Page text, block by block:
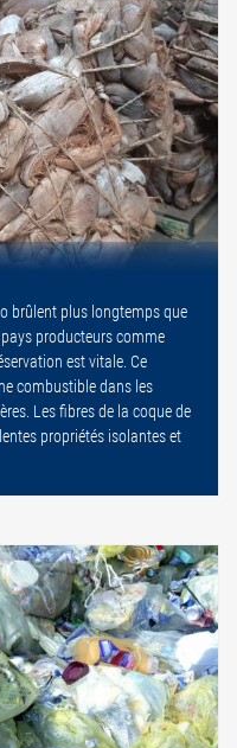
brûlent plus longtemps que
producteurs comme
est vitale. Ce
combustible dans les
Les fibres de la coque de
propriétés isolantes et